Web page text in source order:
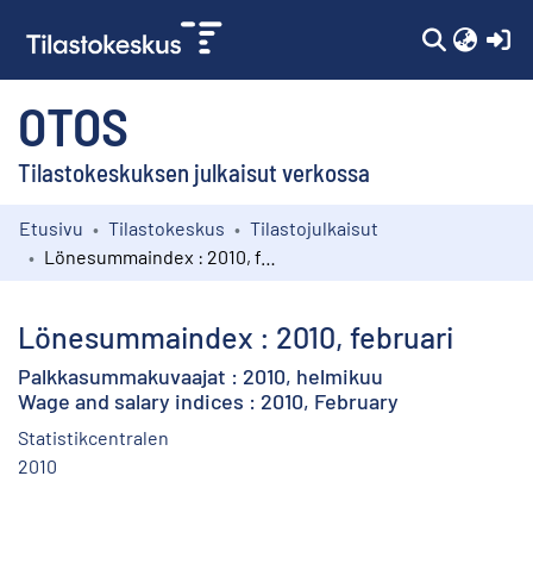
OTOS
Tilastokeskuksen julkaisut verkossa
Kokoelmat
Etusivu Tilastokeskus
Tilastojulkaisut
Lönesummaindex : 2010, februari
Palkkasummakuvaajat : 2010, helmikuu
Wage and salary indices : 2010, February
Statistikcentralen
2010